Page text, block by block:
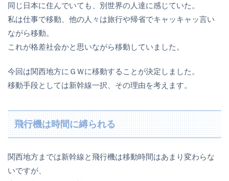
同じ日本に住んでいても、別世界の人達に感じていた。
私は仕事で移動、他の人々は旅行や帰省でキャッキャッ言い
ながら移動。
これが格差社会かと思いながら移動していました。
今回は関西地方にＧＷに移動することが決定しました。
移動手段としては新幹線一択、その理由を考えます。
飛行機は時間に縛られる
関西地方までは新幹線と飛行機は移動時間はあまり変わらな
いですが、